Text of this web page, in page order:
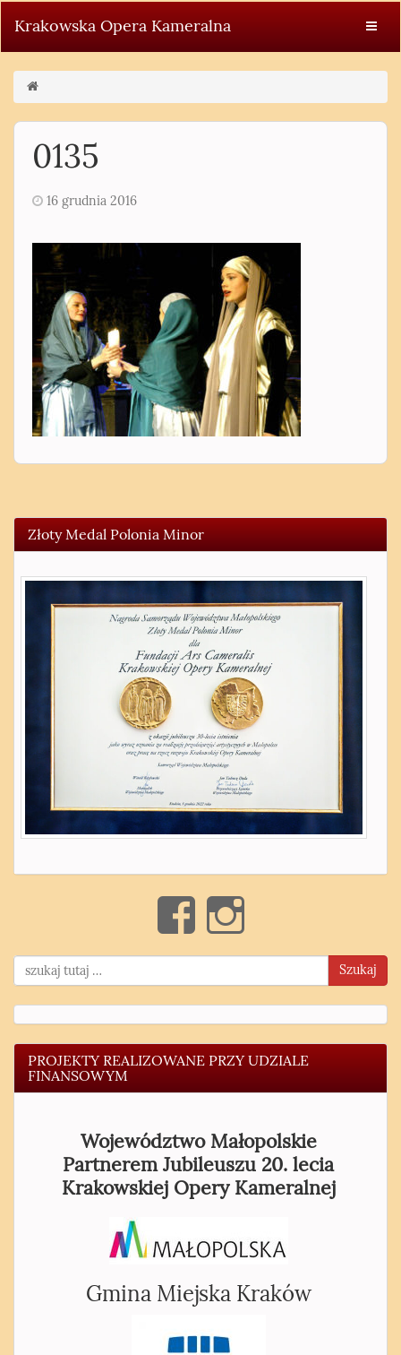
Krakowska Opera Kameralna
0135
16 grudnia 2016
Złoty Medal Polonia Minor
Szukaj
PROJEKTY REALIZOWANE PRZY UDZIALE
FINANSOWYM
Województwo Małopolskie
Partnerem Jubileuszu 20. lecia
Krakowskiej Opery Kameralnej
Gmina Miejska Kraków